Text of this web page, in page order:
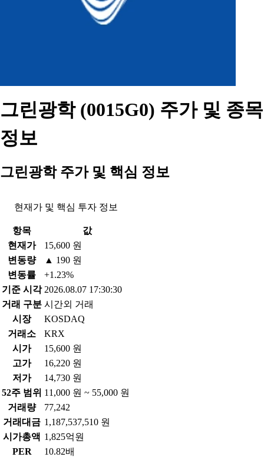
그린광학 (0015G0) 주가 및 종목
정보
그린광학 주가 및 핵심 정보
현재가 및 핵심 투자 정보
항목
값
현재가
15,600 원
변동량
▲ 190 원
변동률
+1.23%
기준 시각 2026.08.07 17:30:30
거래 구분 시간외 거래
시장
KOSDAQ
거래소
KRX
시가
15,600 원
고가
16,220 원
저가
14,730 원
52주 범위 11,000 원 ~ 55,000 원
거래량
77,242
거래대금 1,187,537,510 원
시가총액 1,825억원
PER
10.82배